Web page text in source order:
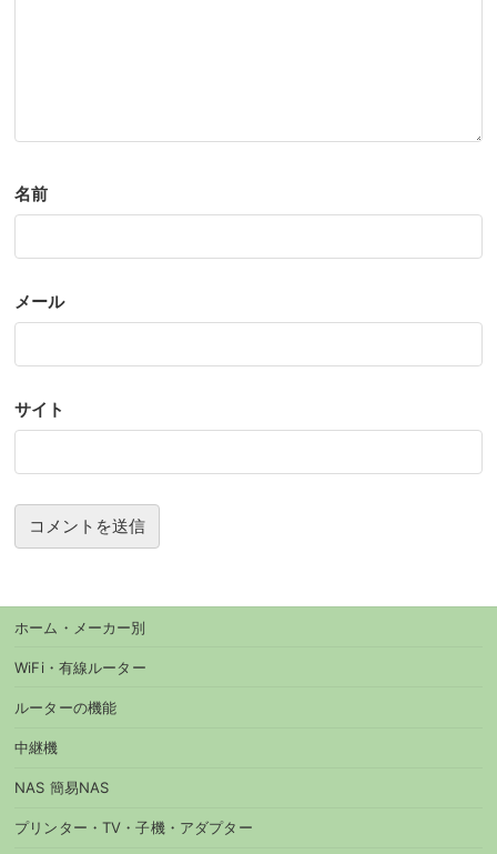
名前
メール
サイト
ホーム・メーカー別
WiFi・有線ルーター
ルーターの機能
中継機
NAS 簡易NAS
プリンター・TV・子機・アダプター